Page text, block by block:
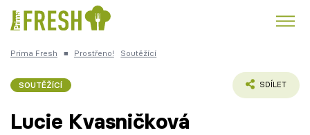
Česká kuchyně
Prima Fresh ■ Prostřeno! Soutěžící
SOUTĚŽÍCÍ SDÍLET
Lucie Kvasničková